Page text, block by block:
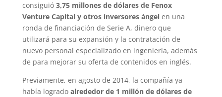
consiguió3,75 millones de dólares de Fenox
Venture Capital y otros inversores ángelen una
ronda de financiación de Serie A, dinero que
utilizará para su expansión y la contratación de
nuevo personal especializado en ingeniería, además
de para mejorar su oferta de contenidos en inglés.
Previamente, en agosto de 2014, la compañía ya
había logrado alrededor de 1 millón de dólares de